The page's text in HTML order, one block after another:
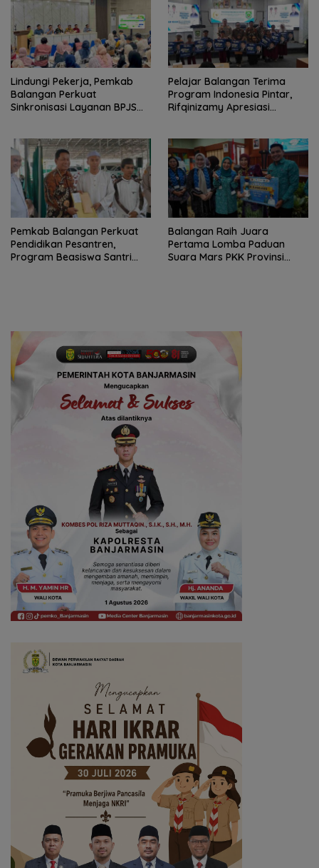
Lindungi Pekerja, Pemkab
Balangan Perkuat
Sinkronisasi Layanan BPJS
Pelajar Balangan Terima
Program Indonesia Pintar,
Rifqinizamy Apresiasi
Pemkab Balangan Perkuat
Pendidikan Pesantren,
Program Beasiswa Santri
Balangan Raih Juara
Pertama Lomba Paduan
Suara Mars PKK Provinsi